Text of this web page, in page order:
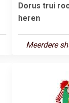
Dorus trui
heren
Meerdere